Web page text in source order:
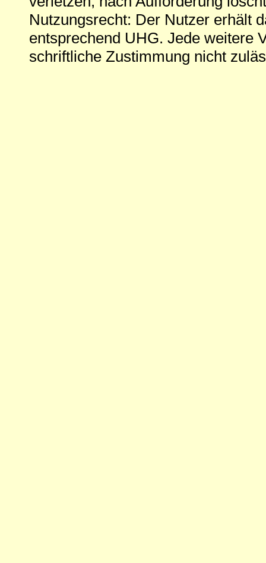
Nutzungsrecht: Der Nutzer erhält
entsprechend UHG. Jede weitere
schriftliche Zustimmung nicht